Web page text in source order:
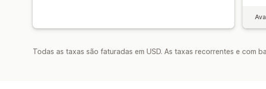
Todas as taxas são faturadas em USD. As taxas recorrentes e com